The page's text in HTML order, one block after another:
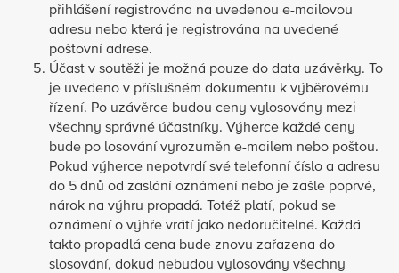
přihlášení registrována na uvedenou e-mailovou
adresu nebo která je registrována na uvedené
poštovní adrese.
Účast v soutěži je možná pouze do data uzávěrky. To
je uvedeno v příslušném dokumentu k výběrovému
řízení. Po uzávěrce budou ceny vylosovány mezi
všechny správné účastníky. Výherce každé ceny
bude po losování vyrozuměn e-mailem nebo poštou.
Pokud výherce nepotvrdí své telefonní číslo a adresu
do 5 dnů od zaslání oznámení nebo je zašle poprvé,
nárok na výhru propadá. Totéž platí, pokud se
oznámení o výhře vrátí jako nedoručitelné. Každá
takto propadlá cena bude znovu zařazena do
slosování, dokud nebudou vylosovány všechny